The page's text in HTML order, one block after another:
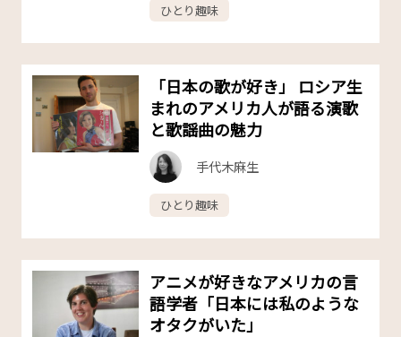
ひとり趣味
「日本の歌が好き」 ロシア生
まれのアメリカ人が語る演歌
と歌謡曲の魅力
手代木麻生
ひとり趣味
アニメが好きなアメリカの言
語学者「日本には私のような
オタクがいた」